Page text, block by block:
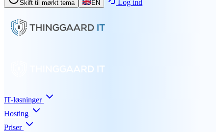
Skift til mørkt tema EN Log ind
IT-løsninger
Hosting
Priser